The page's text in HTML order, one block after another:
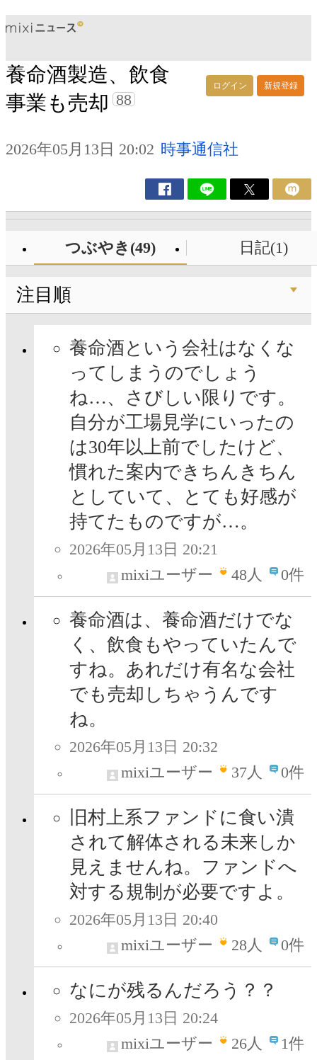
ログイン 新規登録
養命酒製造、飲食
事業も売却 88
2026年05月13日 20:02 時事通信社
つぶやき(49) 日記(1)
注目順
養命酒という会社はなくな
ってしまうのでしょう
ね…、さびしい限りです。
自分が工場見学にいったの
は30年以上前でしたけど、
慣れた案内できちんきちん
としていて、とても好感が
持てたものですが…。
2026年05月13日 20:21
mixiユーザー
48人 0件
養命酒は、養命酒だけでな
く、飲食もやっていたんで
すね。あれだけ有名な会社
でも売却しちゃうんです
ね。
2026年05月13日 20:32
mixiユーザー
37人 0件
旧村上系ファンドに食い潰
されて解体される未来しか
見えませんね。ファンドへ
対する規制が必要ですよ。
2026年05月13日 20:40
mixiユーザー
28人 0件
なにが残るんだろう？？
2026年05月13日 20:24
mixiユーザー
26人 1件